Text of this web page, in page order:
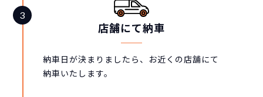
店舗にて納車
納車日が決まりましたら、お近くの店舗にて
納車いたします。